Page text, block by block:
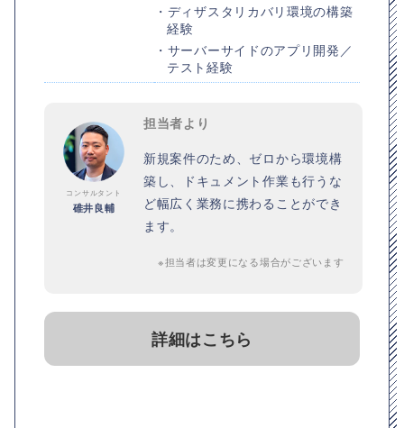
・ディザスタリカバリ環境の構築
経験
・サーバーサイドのアプリ開発／
テスト経験
コンサルタント
碓井良輔
担当者より
新規案件のため、ゼロから環境構
築し、ドキュメント作業も行うな
ど幅広く業務に携わることができ
ます。
※担当者は変更になる場合がございます
詳細はこちら